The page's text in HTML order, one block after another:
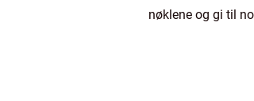
nøklene og gi til